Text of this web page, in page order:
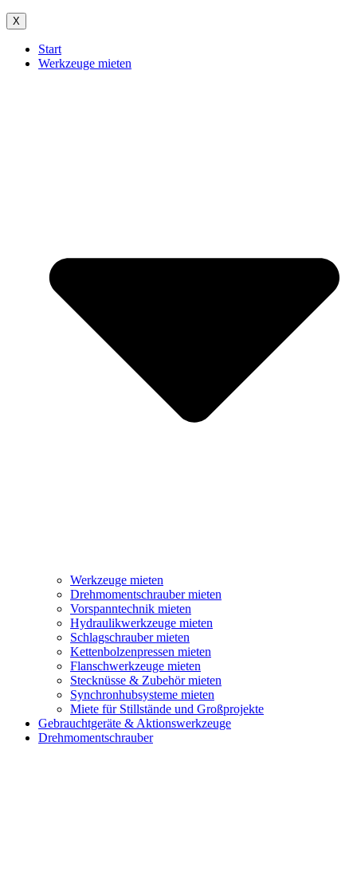
X
Start
Werkzeuge mieten
Werkzeuge mieten
Drehmomentschrauber mieten
Vorspanntechnik mieten
Hydraulikwerkzeuge mieten
Schlagschrauber mieten
Kettenbolzenpressen mieten
Flanschwerkzeuge mieten
Stecknüsse & Zubehör mieten
Synchronhubsysteme mieten
Miete für Stillstände und Großprojekte
Gebrauchtgeräte & Aktionswerkzeuge
Drehmomentschrauber